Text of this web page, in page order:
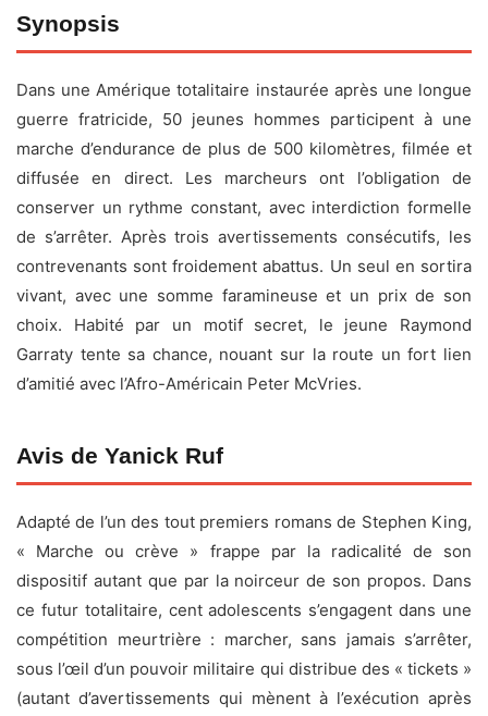
Réalisateur : Francis Lawrence
Cooper Hoffman David Jonsson
, Garrett
Wareing,Tut Nyuot , Charlie Plummer, Ben Wang, Jordan
Gonzalez, Joshua Odjick, Mark Hamill, Roman Griffin
Davis
Date de sortie : 10 septembre 2025
Durée :
Genre :Science-Fiction, Thriller, Horreur
Pays :États-Unis
Synopsis
Dans une Amérique totalitaire instaurée après une longue
guerre fratricide, 50 jeunes hommes participent à une
marche d’endurance de plus de 500 kilomètres, filmée et
diffusée en direct. Les marcheurs ont l’obligation de
conserver un rythme constant, avec interdiction formelle
de s’arrêter. Après trois avertissements consécutifs, les
contrevenants sont froidement abattus. Un seul en sortira
vivant, avec une somme faramineuse et un prix de son
choix. Habité par un motif secret, le jeune Raymond
Garraty tente sa chance, nouant sur la route un fort lien
d’amitié avec l’Afro-Américain Peter McVries.
Avis de Yanick Ruf
Adapté de l’un des tout premiers romans de Stephen King,
« Marche ou crève » frappe par la radicalité de son
dispositif autant que par la noirceur de son propos. Dans
ce futur totalitaire, cent adolescents s’engagent dans une
compétition meurtrière : marcher, sans jamais s’arrêter,
sous l’œil d’un pouvoir militaire qui distribue des « tickets »
(autant d’avertissements qui mènent à l’exécution après